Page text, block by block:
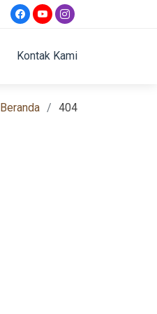
Kontak Kami
Beranda 404